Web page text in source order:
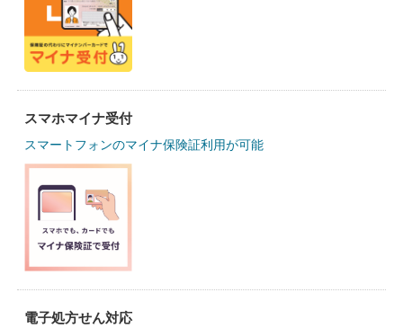
スマホマイナ受付
スマートフォンのマイナ保険証利用が可能
電子処方せん対応